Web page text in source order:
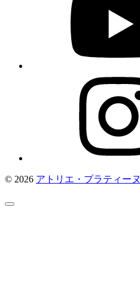
© 2026 アトリエ・プラティーヌ